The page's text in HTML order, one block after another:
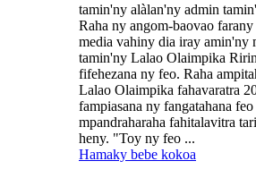
tamin'ny alàlan'ny admin
Raha ny angom-baovao
media vahiny dia iray amin'ny
tamin'ny Lalao Olaimpika
fifehezana ny feo. Raha
Lalao Olaimpika fahavaratra
fampiasana ny fangatahana
mpandraharaha fahitalavitra
heny. "Toy ny feo ...
Hamaky bebe kokoa